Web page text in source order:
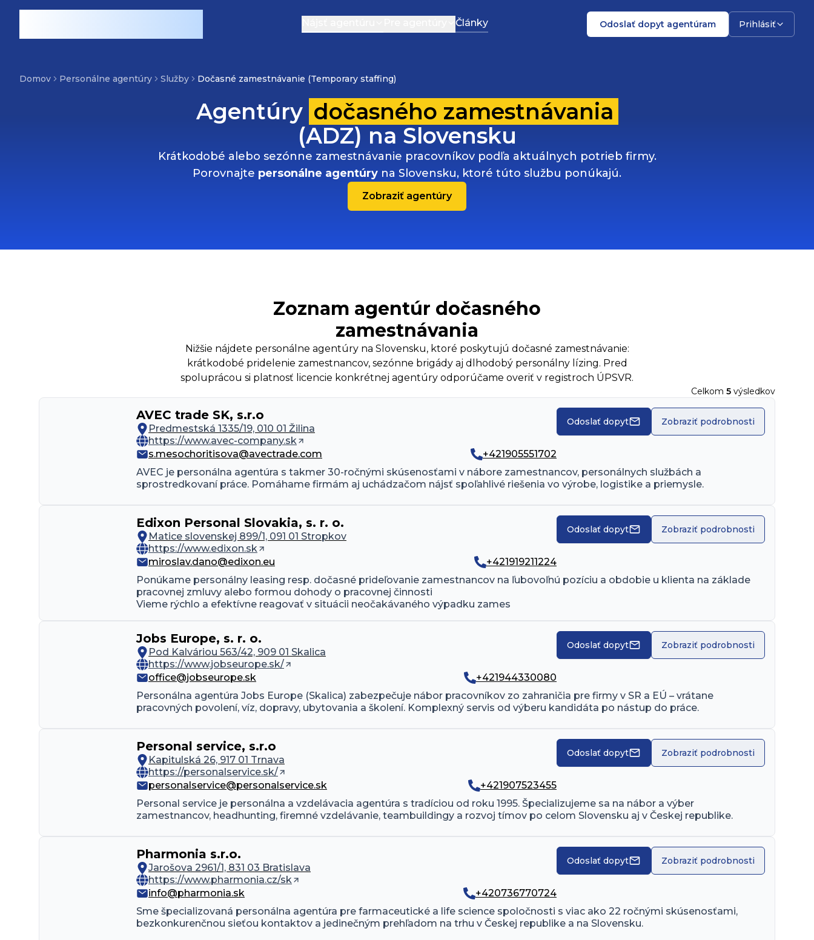
Články Odoslať dopyt agentúram Prihlásiť
Domov Personálne agentúry Služby Dočasné zamestnávanie (Temporary staffing)
Agentúry dočasného zamestnávania
(ADZ) na Slovensku
Krátkodobé alebo sezónne zamestnávanie pracovníkov podľa aktuálnych potrieb firmy.
Porovnajte personálne agentúry na Slovensku, ktoré túto službu ponúkajú.
Zobraziť agentúry
Zoznam agentúr dočasného
zamestnávania
Nižšie nájdete personálne agentúry na Slovensku, ktoré poskytujú dočasné zamestnávanie:
krátkodobé pridelenie zamestnancov, sezónne brigády aj dlhodobý personálny lízing. Pred
spoluprácou si platnosť licencie konkrétnej agentúry odporúčame overiť v registroch ÚPSVR.
Celkom 5 výsledkov
AVEC trade SK, s.r.o
Predmestská 1335/19, 010 01 Žilina
https://www.avec-company.sk
s.mesochoritisova@avectrade.com
+421905551702
Odoslať dopyt Zobraziť podrobnosti
AVEC je personálna agentúra s takmer 30-ročnými skúsenosťami v nábore zamestnancov, personálnych službách a
sprostredkovaní práce. Pomáhame firmám aj uchádzačom nájsť spoľahlivé riešenia vo výrobe, logistike a priemysle.
Edixon Personal Slovakia, s. r. o.
Matice slovenskej 899/1, 091 01 Stropkov
https://www.edixon.sk
miroslav.dano@edixon.eu
+421919211224
Odoslať dopyt Zobraziť podrobnosti
Ponúkame personálny leasing resp. dočasné prideľovanie zamestnancov na ľubovoľnú pozíciu a obdobie u klienta na základe
pracovnej zmluvy alebo formou dohody o pracovnej činnosti
Vieme rýchlo a efektívne reagovať v situácii neočakávaného výpadku zames
Jobs Europe, s. r. o.
Pod Kalváriou 563/42, 909 01 Skalica
https://www.jobseurope.sk/
office@jobseurope.sk
+421944330080
Odoslať dopyt Zobraziť podrobnosti
Personálna agentúra Jobs Europe (Skalica) zabezpečuje nábor pracovníkov zo zahraničia pre firmy v SR a EÚ – vrátane
pracovných povolení, víz, dopravy, ubytovania a školení. Komplexný servis od výberu kandidáta po nástup do práce.
Personal service, s.r.o
Kapitulská 26, 917 01 Trnava
https://personalservice.sk/
personalservice@personalservice.sk
+421907523455
Odoslať dopyt Zobraziť podrobnosti
Personal service je personálna a vzdelávacia agentúra s tradíciou od roku 1995. Špecializujeme sa na nábor a výber
zamestnancov, headhunting, firemné vzdelávanie, teambuildingy a rozvoj tímov po celom Slovensku aj v Českej republike.
Pharmonia s.r.o.
Jarošova 2961/1, 831 03 Bratislava
https://www.pharmonia.cz/sk
info@pharmonia.sk
+420736770724
Odoslať dopyt Zobraziť podrobnosti
Sme špecializovaná personálna agentúra pre farmaceutické a life science spoločnosti s viac ako 22 ročnými skúsenosťami,
bezkonkurenčnou sieťou kontaktov a jedinečným prehľadom na trhu v Českej republike a na Slovensku.